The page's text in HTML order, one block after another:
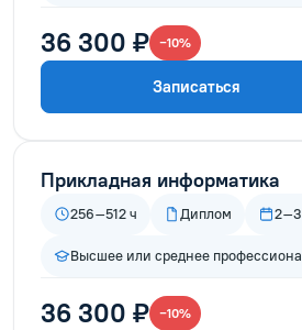
36 300 ₽ −10%
Записаться
Прикладная информатика
256–512 ч Диплом 2–3
Высшее или среднее
36 300 ₽ −10%